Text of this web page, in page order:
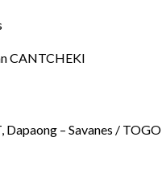
CANTCHEKI
Dapaong – Savanes / TOGO